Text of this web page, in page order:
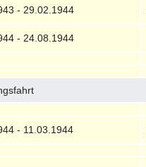
- 29.02.1944
- 24.08.1944
- 11.03.1944